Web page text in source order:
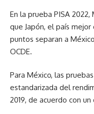
En la prueba PISA
que Japón, el país
puntos separan a
OCDE.
Para México, las
estandarizada del
2019, de acuerdo con